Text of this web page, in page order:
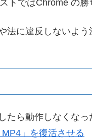
トではChrome の勝
法に違反しないよう
たら動作しなくなっ
」を復活させる